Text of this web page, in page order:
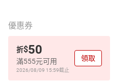
優惠券
折$50
滿555元可用
2026/08/09 15:59截止
領取